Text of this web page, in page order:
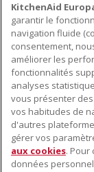
INSCRIVEZ-
À PROPOS DE
À propos de
Histoire de la
Communiqués de
ODR
NOS PRODUITS
Petits
Matériel de cuisine
SERVICE CLIENT
KitchenAid
garantir le
navigation fluide
consentement,
améliorer les
fonctionnalités
analyses
vous présenter
vos habitudes de
d'autres
gérer vos
aux cookies. Pour
données